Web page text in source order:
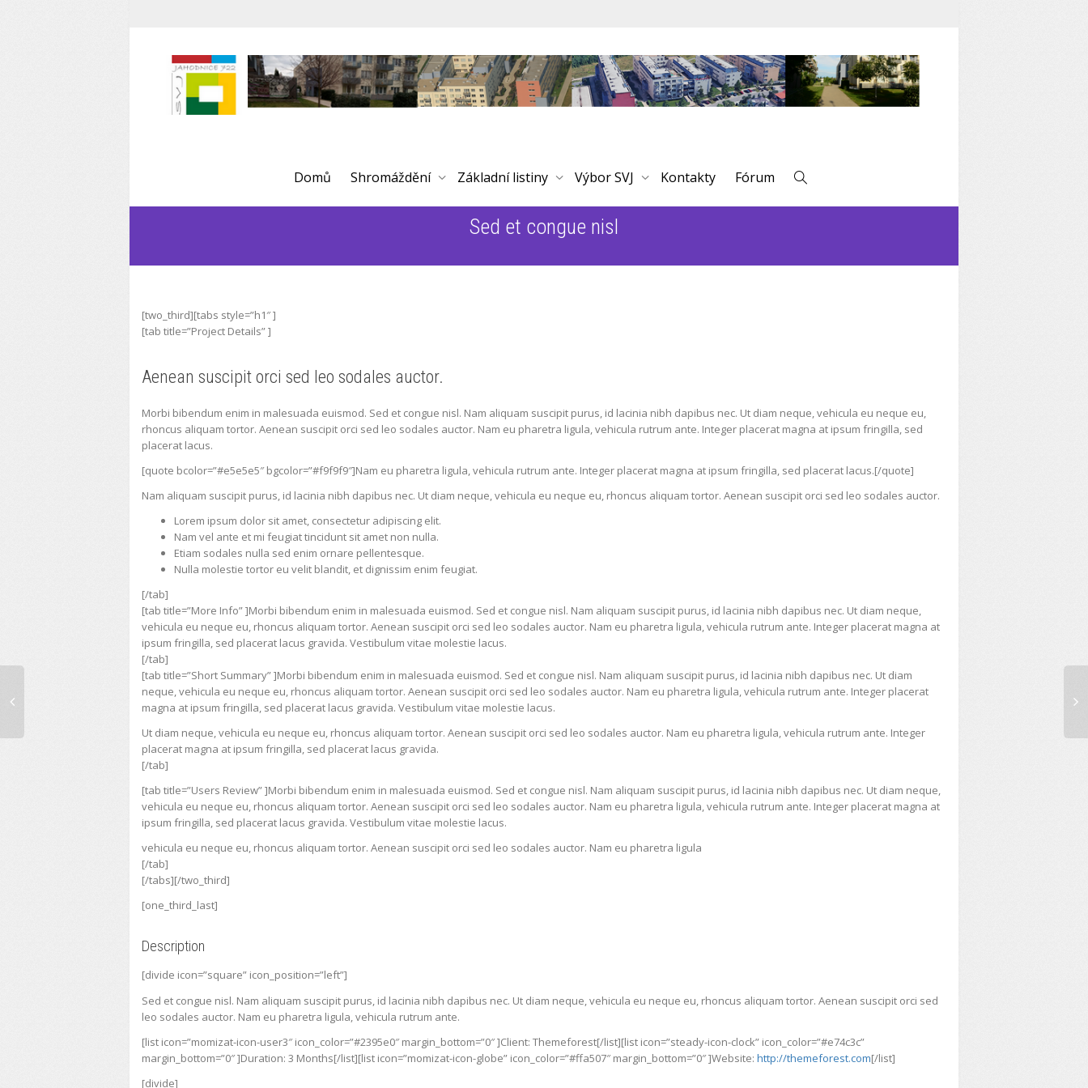
Domů Shromáždění Základní listiny Výbor SVJ Kontakty Fórum
Sed et congue nisl
[two_third][tabs style=”h1″ ]
[tab title=”Project Details” ]
Aenean suscipit orci sed leo sodales auctor.
Morbi bibendum enim in malesuada euismod. Sed et congue nisl. Nam aliquam suscipit purus, id lacinia nibh dapibus nec. Ut diam neque, vehicula eu neque eu,
rhoncus aliquam tortor. Aenean suscipit orci sed leo sodales auctor. Nam eu pharetra ligula, vehicula rutrum ante. Integer placerat magna at ipsum fringilla, sed
placerat lacus.
[quote bcolor=”#e5e5e5″ bgcolor=”#f9f9f9″]Nam eu pharetra ligula, vehicula rutrum ante. Integer placerat magna at ipsum fringilla, sed placerat lacus.[/quote]
Nam aliquam suscipit purus, id lacinia nibh dapibus nec. Ut diam neque, vehicula eu neque eu, rhoncus aliquam tortor. Aenean suscipit orci sed leo sodales auctor.
Lorem ipsum dolor sit amet, consectetur adipiscing elit.
Nam vel ante et mi feugiat tincidunt sit amet non nulla.
Etiam sodales nulla sed enim ornare pellentesque.
Nulla molestie tortor eu velit blandit, et dignissim enim feugiat.
[/tab]
[tab title=”More Info” ]Morbi bibendum enim in malesuada euismod. Sed et congue nisl. Nam aliquam suscipit purus, id lacinia nibh dapibus nec. Ut diam neque,
vehicula eu neque eu, rhoncus aliquam tortor. Aenean suscipit orci sed leo sodales auctor. Nam eu pharetra ligula, vehicula rutrum ante. Integer placerat magna at
ipsum fringilla, sed placerat lacus gravida. Vestibulum vitae molestie lacus.
[/tab]
[tab title=”Short Summary” ]Morbi bibendum enim in malesuada euismod. Sed et congue nisl. Nam aliquam suscipit purus, id lacinia nibh dapibus nec. Ut diam
neque, vehicula eu neque eu, rhoncus aliquam tortor. Aenean suscipit orci sed leo sodales auctor. Nam eu pharetra ligula, vehicula rutrum ante. Integer placerat
magna at ipsum fringilla, sed placerat lacus gravida. Vestibulum vitae molestie lacus.
Ut diam neque, vehicula eu neque eu, rhoncus aliquam tortor. Aenean suscipit orci sed leo sodales auctor. Nam eu pharetra ligula, vehicula rutrum ante. Integer
placerat magna at ipsum fringilla, sed placerat lacus gravida.
[/tab]
[tab title=”Users Review” ]Morbi bibendum enim in malesuada euismod. Sed et congue nisl. Nam aliquam suscipit purus, id lacinia nibh dapibus nec. Ut diam neque,
vehicula eu neque eu, rhoncus aliquam tortor. Aenean suscipit orci sed leo sodales auctor. Nam eu pharetra ligula, vehicula rutrum ante. Integer placerat magna at
ipsum fringilla, sed placerat lacus gravida. Vestibulum vitae molestie lacus.
vehicula eu neque eu, rhoncus aliquam tortor. Aenean suscipit orci sed leo sodales auctor. Nam eu pharetra ligula
[/tab]
[/tabs][/two_third]
[one_third_last]
Description
[divide icon=”square” icon_position=”left”]
Sed et congue nisl. Nam aliquam suscipit purus, id lacinia nibh dapibus nec. Ut diam neque, vehicula eu neque eu, rhoncus aliquam tortor. Aenean suscipit orci sed
leo sodales auctor. Nam eu pharetra ligula, vehicula rutrum ante.
[list icon=”momizat-icon-user3″ icon_color=”#2395e0″ margin_bottom=”0″ ]Client: Themeforest[/list][list icon=”steady-icon-clock” icon_color=”#e74c3c”
margin_bottom=”0″ ]Duration: 3 Months[/list][list icon=”momizat-icon-globe” icon_color=”#ffa507″ margin_bottom=”0″ ]Website: http://themeforest.com[/list]
[divide]